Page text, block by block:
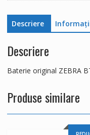
MC2X-
35MA-
Descriere
Descriere
Baterie original ZEBRA
Produse similare